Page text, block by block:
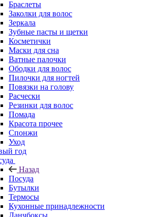
Браслеты
Заколки для волос
Зеркала
Зубные пасты и щетки
Косметички
Маски для сна
Ватные палочки
Ободки для волос
Пилочки для ногтей
Повязки на голову
Расчески
Резинки для волос
Помада
Красота прочее
Спонжи
Уход
год
Назад
Посуда
Бутылки
Термосы
Кухонные принадлежности
Ланчбоксы